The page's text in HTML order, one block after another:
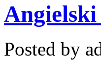
Angielski
Posted by